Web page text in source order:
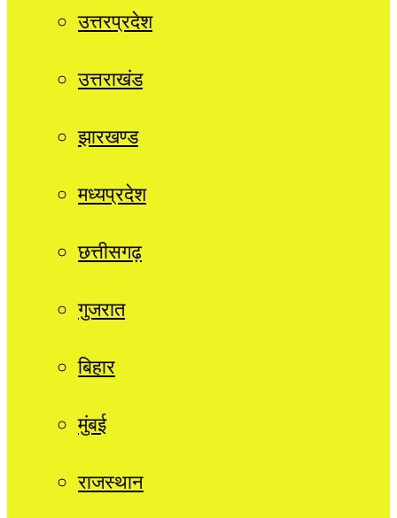
उत्तरप्रदेश
उत्तराखंड
झारखण्ड
मध्यप्रदेश
छत्तीसगढ़
गुजरात
बिहार
मुंबई
राजस्थान